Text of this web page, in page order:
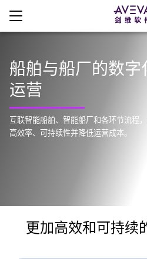
船舶与船厂的数字
运营
互联智能船舶、智能船厂和各环节流程，
高效率、可持续性并降低运营成本。
更加高效和可持续